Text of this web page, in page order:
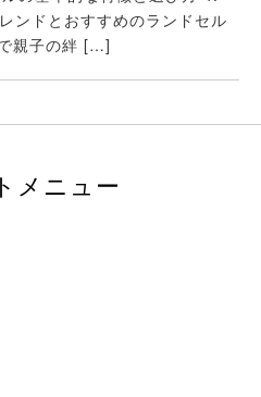
ンドとおすすめのランドセル
親子の絆 […]
メニュー